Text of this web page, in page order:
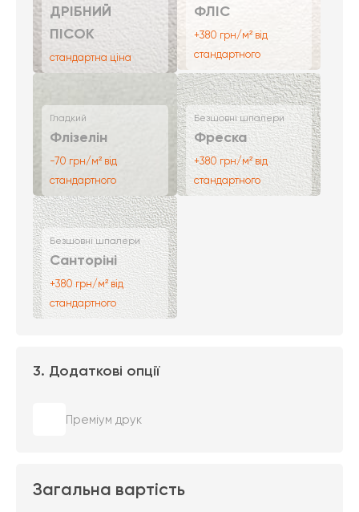
ДРІБНИЙ
ПІСОК
стандартна ціна
ФЛІС
+380 грн/м² від
стандартного
Гладкий
Флізелін
-70 грн/м² від
стандартного
Безшовні шпалери
Фреска
+380 грн/м² від
стандартного
Безшовні шпалери
Санторіні
+380 грн/м² від
стандартного
3. Додаткові опції
Преміум друк
Загальна вартість